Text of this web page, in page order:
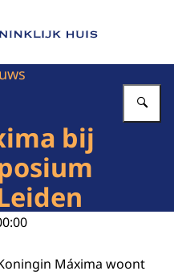
van Het Koninklijk Huis
bij
Máxima woont